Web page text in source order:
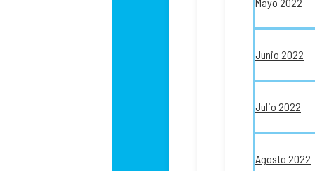
Junio 2022
Julio 2022
Agosto 2022